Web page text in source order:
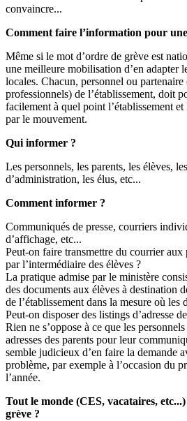
convaincre...
Comment faire l’information pour
Même si le mot d’ordre de grève est
une meilleure mobilisation d’en adapter
locales. Chacun, personnel ou partenaire
professionnels) de l’établissement, doit
facilement à quel point l’établissement
par le mouvement.
Qui informer ?
Les personnels, les parents, les élèves,
d’administration, les élus, etc...
Comment informer ?
Communiqués de presse, courriers
d’affichage, etc...
Peut-on faire transmettre du courrier aux
par l’intermédiaire des élèves ?
La pratique admise par le ministère
des documents aux élèves à destination
de l’établissement dans la mesure où les
Peut-on disposer des listings d’adresse
Rien ne s’oppose à ce que les
adresses des parents pour leur
semble judicieux d’en faire la demande
problème, par exemple à l’occasion du
l’année.
Tout le monde (CES, vacataires,
grève ?